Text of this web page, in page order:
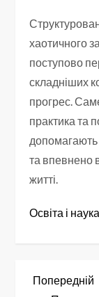
хаотичного
поступово
складніших
прогрес.
практика та
допомагають
та впевнено
житті.
Освіта і наука
Н
Попередній
Попередній